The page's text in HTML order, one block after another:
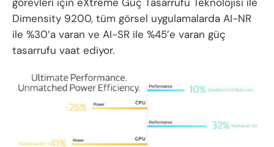
Dimensity 9200, tüm görsel uygulamalarda AI-NR
ile %30’a varan ve AI-SR ile %45’e varan güç
tasarrufu vaat ediyor.